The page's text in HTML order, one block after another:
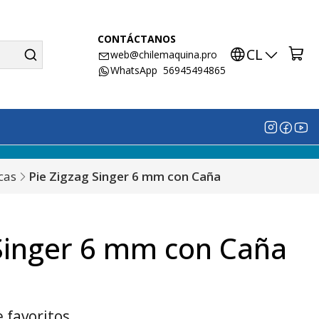
CONTÁCTANOS
web@chilemaquina.pro
WhatsApp 56945494865
CL
Pie Zigzag Singer 6 mm con Caña
6 mm con Caña